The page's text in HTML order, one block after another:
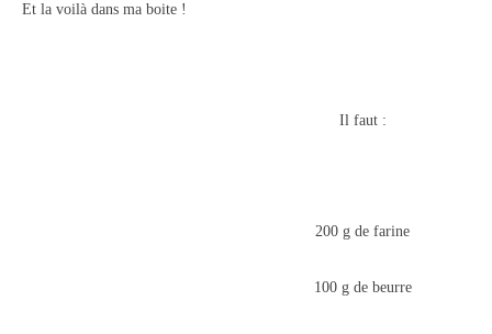
Et la voilà dans ma boite !
Il faut :
200 g de farine
100 g de beurre